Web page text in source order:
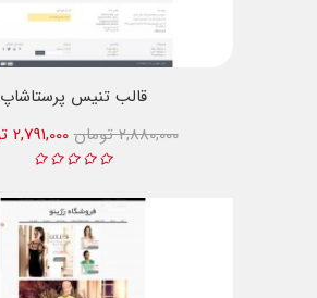
قالب تنیس پرستاشاپ
2,791,000 تومان
2,880,000 تومان